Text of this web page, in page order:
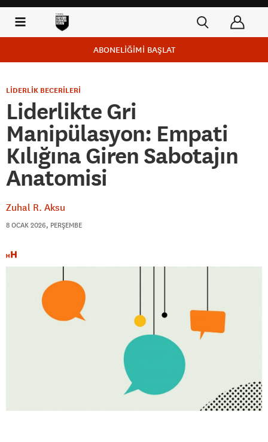
ABONELİĞİMİ BAŞLAT
LİDERLİK BECERİLERİ
Liderlikte Gri
Manipülasyon: Empati
Kılığına Giren Sabotajın
Anatomisi
Zuhal R. Aksu
8 OCAK 2026, PERŞEMBE